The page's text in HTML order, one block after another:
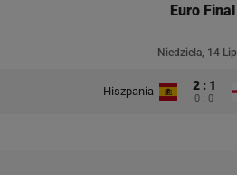
Euro Final
Niedziela, 14
Hiszpania 2 : 1
0 : 0